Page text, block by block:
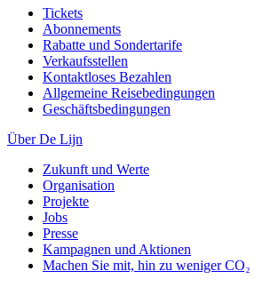
Tickets
Abonnements
Rabatte und Sondertarife
Verkaufsstellen
Kontaktloses Bezahlen
Allgemeine Reisebedingungen
Geschäftsbedingungen
Über De Lijn
Zukunft und Werte
Organisation
Projekte
Jobs
Presse
Kampagnen und Aktionen
Machen Sie mit, hin zu weniger CO₂